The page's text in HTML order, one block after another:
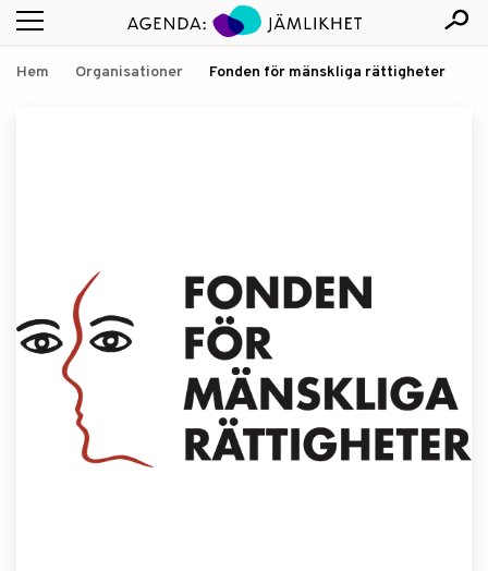
Hem Organisationer Fonden för mänskliga rättigheter